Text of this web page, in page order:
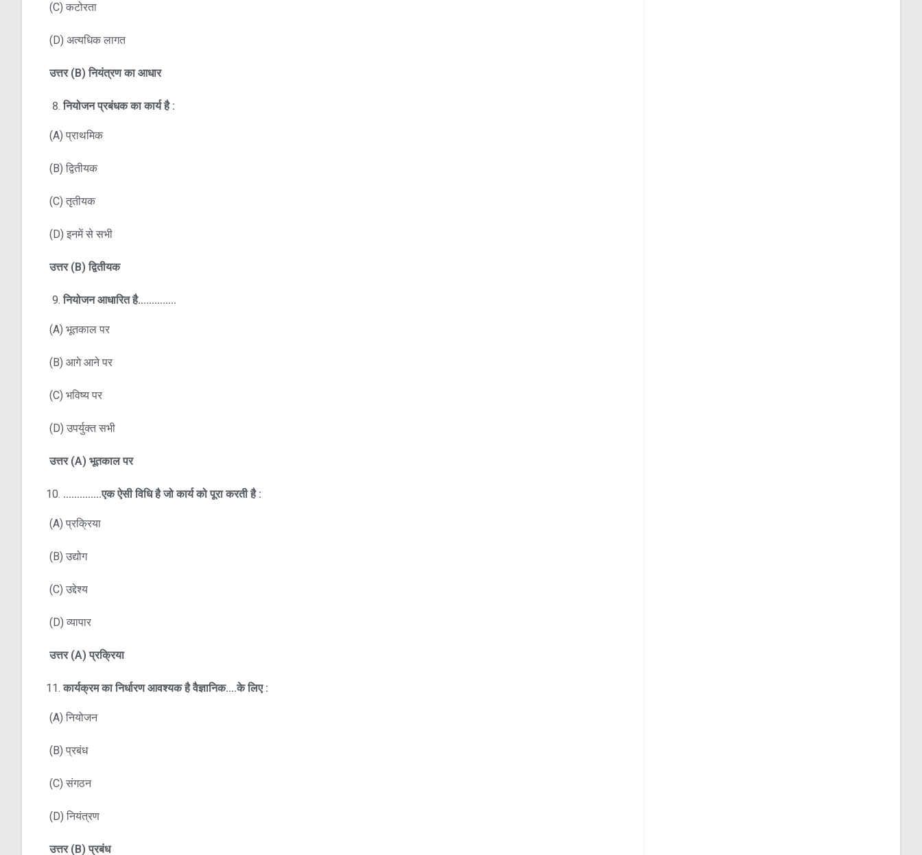
(C) कटोरता
(D) अत्यधिक लागत
उत्तर (B)नियंत्रण का आधार
नियोजन प्रबंधक का कार्य है :
(A) प्राथमिक
(B) द्वितीयक
(C) तृतीयक
(D) इनमें से सभी
उत्तर (B)द्वितीयक
नियोजन आधारित है…………..
(A) भूतकाल पर
(B) आगे आने पर
(C) भविष्य पर
(D) उपर्युक्त सभी
उत्तर (A) भूतकाल पर
…………..एक ऐसी विधि है जो कार्य को पूरा करती है :
(A) प्रक्रिया
(B) उद्योग
(C) उद्देश्य
(D) व्यापार
उत्तर (A)प्रक्रिया
कार्यक्रम का निर्धारण आवश्यक है वैज्ञानिक….के लिए :
(A) नियोजन
(B) प्रबंध
(C) संगठन
(D) नियंत्रण
उत्तर (B)प्रबंध